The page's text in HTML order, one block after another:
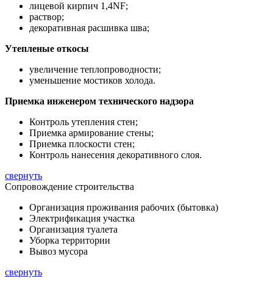
лицевой кирпич 1,4NF;
раствор;
декоративная расшивка шва;
Утепленые откосы
увеличение теплопроводности;
уменьшение мостиков холода.
Приемка инженером технического надзора
Контроль утепления стен;
Приемка армирование стены;
Приемка плоскости стен;
Контроль нанесения декоративного слоя.
свернуть
Сопровождение строительства
Организация проживания рабочих (бытовка)
Электрификация участка
Организация туалета
Уборка территории
Вывоз мусора
свернуть